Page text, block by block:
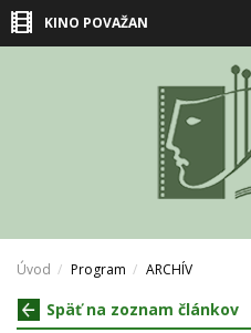
KINO POVAŽAN
Úvod Program ARCHÍV
Späť na zoznam článkov